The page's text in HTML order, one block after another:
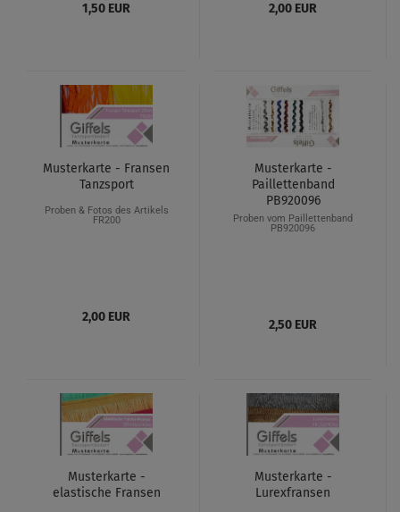
1,50 EUR 2,00 EUR
Musterkarte - Fransen
Tanzsport
Proben & Fotos des Artikels
FR200
2,00 EUR
Musterkarte -
Paillettenband
PB920096
Proben vom Paillettenband
PB920096
2,50 EUR
Musterkarte -
elastische Fransen
Musterkarte -
Lurexfransen